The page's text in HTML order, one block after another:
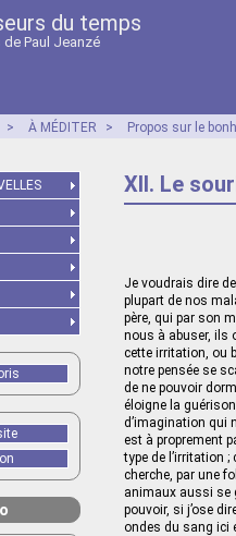
du temps
Paul Jeanzé
> À MÉDITER > Propos sur le
XII. Le
Je voudrais dire
plupart de nos
père, qui par son
nous à abuser, ils
cette irritation, ou
notre pensée se
de ne pouvoir
éloigne la
d’imagination qui
est à proprement
type de l’irritation
cherche, par une
animaux aussi se
pouvoir, si j’ose
ondes du sang ici